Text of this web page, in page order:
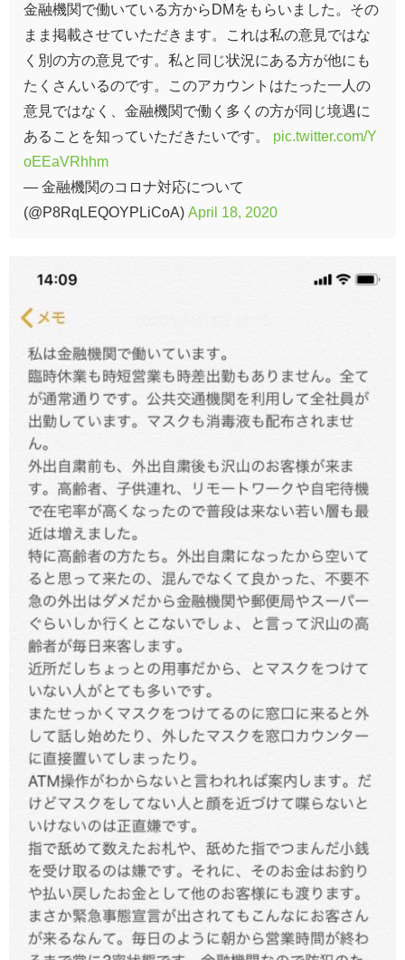
金融機関で働いている方からDMをもらいました。その
まま掲載させていただきます。これは私の意見ではな
く別の方の意見です。私と同じ状況にある方が他にも
たくさんいるのです。このアカウントはたった一人の
意見ではなく、金融機関で働く多くの方が同じ境遇に
あることを知っていただきたいです。 pic.twitter.com/Y
oEEaVRhhm
— 金融機関のコロナ対応について
(@P8RqLEQOYPLiCoA) April 18, 2020